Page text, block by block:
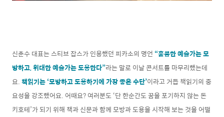
신춘수 대표는 스티브 잡스가 인용했던 피카소의 명언 “훌륭한 예술가는 모
방하고, 위대한 예술가는 도용한다”라는 말로 이날 콘서트를 마무리했는데
요.책읽기는 ‘모방하고 도용하기에 가장 좋은 수단’이라고 거듭 책읽기의 중
요성을 강조했어요. 어때요? 여러분도 ‘단 한순간도 꿈을 포기하지 않는 돈
키호테’가 되기 위해 책과 신문과 함께 모방과 도용을 시작해 보는 것을 어떨